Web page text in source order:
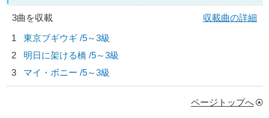
3曲を収載
収載曲の詳細
1
東京ブギウギ /5～3級
2
明日に架ける橋 /5～3級
3
マイ・ボニー /5～3級
ページトップへ